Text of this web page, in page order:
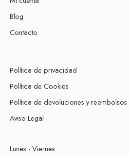
Blog
Contacto
Política de privacidad
Política de Cookies
Política de devoluciones y reembolsos
Aviso Legal
Lunes - Viernes